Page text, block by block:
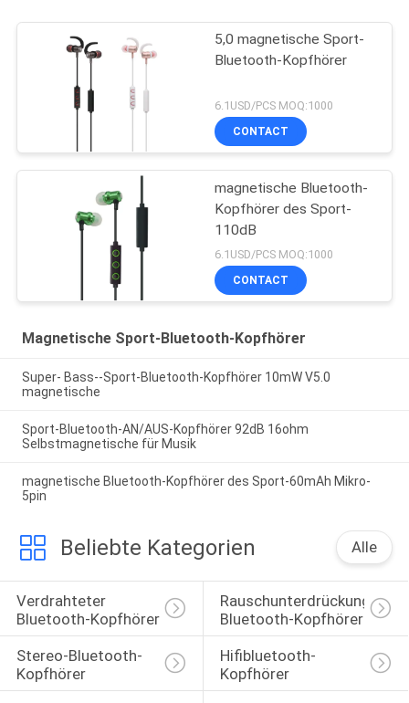
5,0 magnetische Sport-
Bluetooth-Kopfhörer
6.1USD/PCS MOQ:1000
CONTACT
magnetische Bluetooth-
Kopfhörer des Sport-
110dB
6.1USD/PCS MOQ:1000
CONTACT
Magnetische Sport-Bluetooth-Kopfhörer
Super- Bass--Sport-Bluetooth-Kopfhörer 10mW V5.0
magnetische
Sport-Bluetooth-AN/AUS-Kopfhörer 92dB 16ohm
Selbstmagnetische für Musik
magnetische Bluetooth-Kopfhörer des Sport-60mAh Mikro-
5pin
Beliebte Kategorien Alle
Verdrahteter
Bluetooth-Kopfhörer
Rauschunterdrückungs-
Bluetooth-Kopfhörer
Stereo-Bluetooth-
Kopfhörer
Hifibluetooth-
Kopfhörer